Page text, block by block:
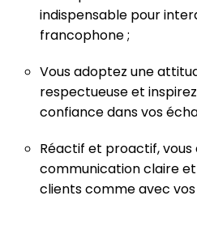
indispensable pour
francophone ;
Vous adoptez une
respectueuse et
confiance dans vos
Réactif et proactif,
communication claire
clients comme avec vos